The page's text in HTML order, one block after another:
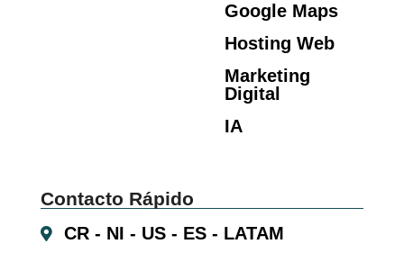
Google Maps
Hosting Web
Marketing
Digital
IA
Contacto Rápido
CR - NI - US - ES - LATAM